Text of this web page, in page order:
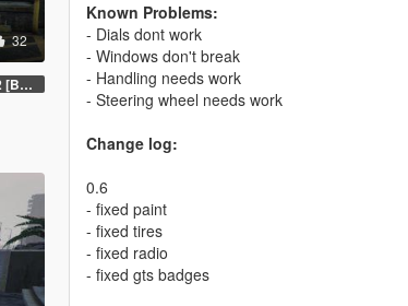
32
0.2 [BETA]
Known Problems:
- Dials dont work
- Windows don't break
- Handling needs work
- Steering wheel needs work
Change log:
0.6
- fixed paint
- fixed tires
- fixed radio
- fixed gts badges